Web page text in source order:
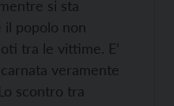
si sta
il popolo non
tra le vittime. E’
veramente
scontro tra